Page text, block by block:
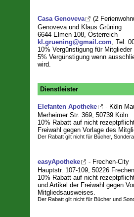
Casa Genoveva
(2
Genoveva und Klaus Grüning
6644 Elmen 108, Österreich
kl.gruening@gmail.com , Tel.
10% Vergünstigung für Mitglieder
5% Vergünstigung wenn
wird.
Dienstleister
Elefanten Apotheke
- Köln-
Merheimer Str. 369, 50739 Köln
10% Rabatt auf nicht
Freiwahl gegen Vorlage des
Der Rabatt gilt nicht für Bücher,
easyApotheke
- Frechen-City
Hauptstr. 107-109, 50226 Frechen
10% Rabatt auf nicht
und Artikel der Freiwahl gegen
Mitgliedsausweises.
Der Rabatt gilt nicht für Bücher und